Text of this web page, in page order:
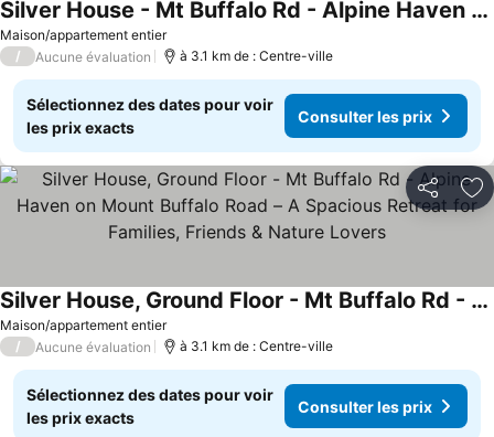
Maison/appartement entier
Silver House - Mt Buffalo Rd - Alpine Haven on Mount Buffalo Road – A Spacious Retreat for Families, Friends & Nature Lovers
Consulter les prix
/ Aucune évaluation à 3.1 km de : Centre-ville
Sélectionnez des dates pour voir
les prix exacts
Consulter les prix
Partager
Maison/appartement entier
Silver House, Ground Floor - Mt Buffalo Rd - Alpine Haven on Mount Buffalo Road – A Spacious Retreat for Families, Friends & Nature Lovers
Consulter les prix
/ Aucune évaluation à 3.1 km de : Centre-ville
Sélectionnez des dates pour voir
les prix exacts
Consulter les prix